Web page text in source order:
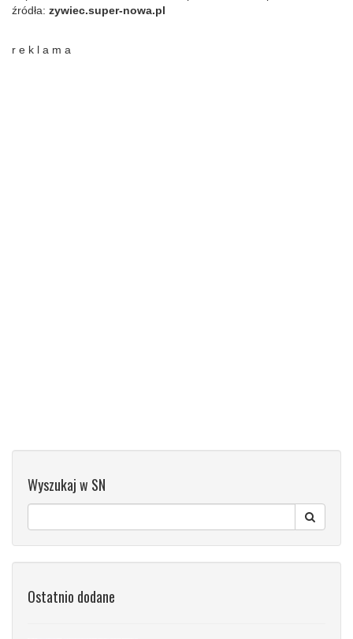
źródła: zywiec.super-nowa.pl
r e k l a m a
Wyszukaj w SN
Ostatnio dodane